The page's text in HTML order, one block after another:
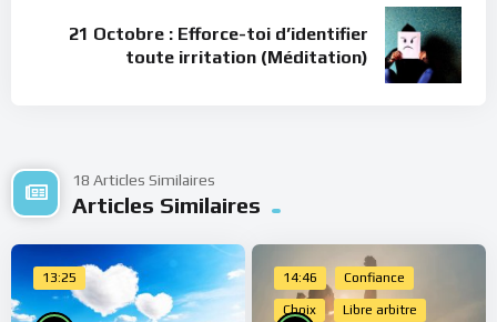
21 Octobre : Efforce-toi d’identifier
toute irritation (Méditation)
18 Articles Similaires
Articles Similaires
13:25 14:46 Confiance
Choix Libre arbitre